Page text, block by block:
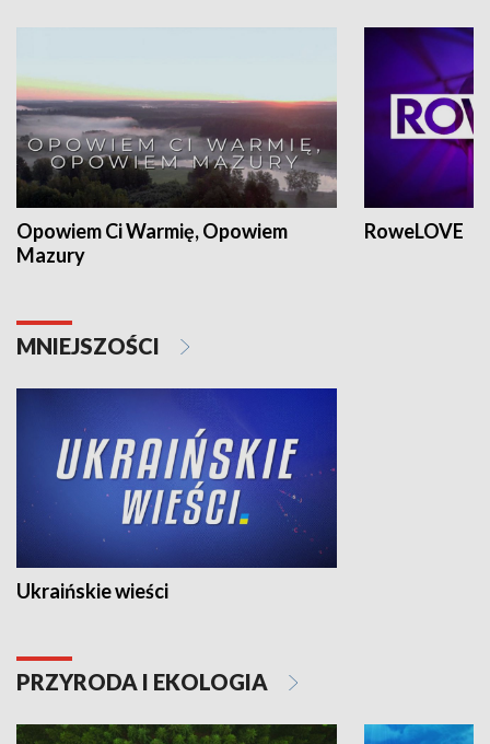
Opowiem Ci Warmię, Opowiem
Mazury
RoweLOVE
MNIEJSZOŚCI
Ukraińskie wieści
PRZYRODA I EKOLOGIA